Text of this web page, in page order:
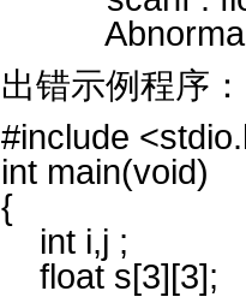
Abnormal
出错示例程序：
#include
int main(void)
{
int i,j ;
float s[3][3];